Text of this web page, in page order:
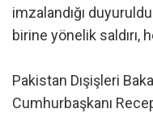
imzalandığı
birine yönelik saldırı,
Pakistan Dışişleri
Cumhurbaşkanı